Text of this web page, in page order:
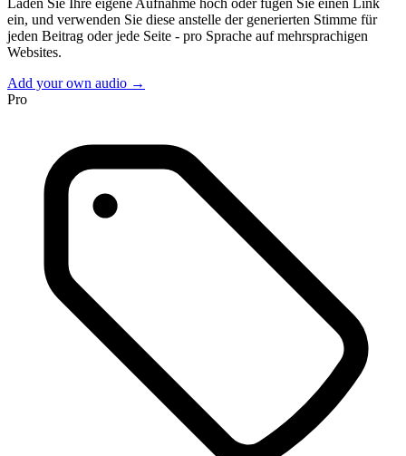
Laden Sie Ihre eigene Aufnahme hoch oder fügen Sie einen Link
ein, und verwenden Sie diese anstelle der generierten Stimme für
jeden Beitrag oder jede Seite - pro Sprache auf mehrsprachigen
Websites.
Add your own audio →
Pro